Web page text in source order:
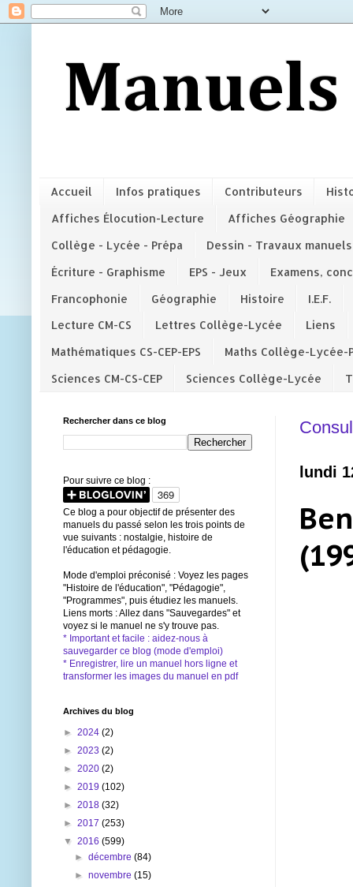
Accueil Infos pratiques Contributeurs
Affiches Élocution-Lecture
Affiches Géographie
Collège - Lycée - Prépa
Dessin - Travaux manuels
Écriture - Graphisme
EPS - Jeux
Examens,
Francophonie
Géographie Histoire
I.E.F.
Lecture CM-CS
Lettres Collège-Lycée
Liens
Mathématiques CS-CEP-EPS
Maths Collège-Lycée-
Sciences CM-CS-CEP
Sciences Collège-Lycée
lundi
Rechercher dans ce blog
Pour suivre ce blog :
Ce blog a pour objectif de présenter des
manuels du passé selon les trois points de
vue suivants : nostalgie, histoire de
l'éducation et pédagogie.
Mode d'emploi préconisé : Voyez les pages
"Histoire de l'éducation", "Pédagogie",
"Programmes", puis étudiez les manuels.
Liens morts : Allez dans "Sauvegardes" et
voyez si le manuel ne s'y trouve pas.
* Important et facile : aidez-nous à
sauvegarder ce blog (mode d'emploi)
* Enregistrer, lire un manuel hors ligne et
transformer les images du manuel en pdf
Archives du blog
► 2024 (2)
► 2023 (2)
► 2020 (2)
► 2019 (102)
► 2018 (32)
► 2017 (253)
▼ 2016 (599)
►décembre(84)
►novembre(15)